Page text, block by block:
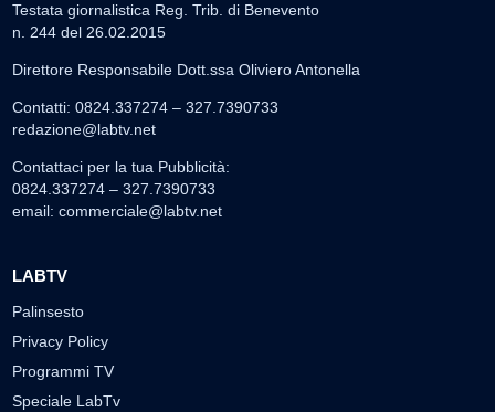
Testata giornalistica Reg. Trib. di Benevento
n. 244 del 26.02.2015
Direttore Responsabile Dott.ssa Oliviero Antonella
Contatti: 0824.337274 – 327.7390733
redazione@labtv.net
Contattaci per la tua Pubblicità:
0824.337274 – 327.7390733
email: commerciale@labtv.net
LABTV
Palinsesto
Privacy Policy
Programmi TV
Speciale LabTv